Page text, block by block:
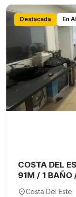
Destacada En
COSTA DEL
91M / 1
Costa Del Este